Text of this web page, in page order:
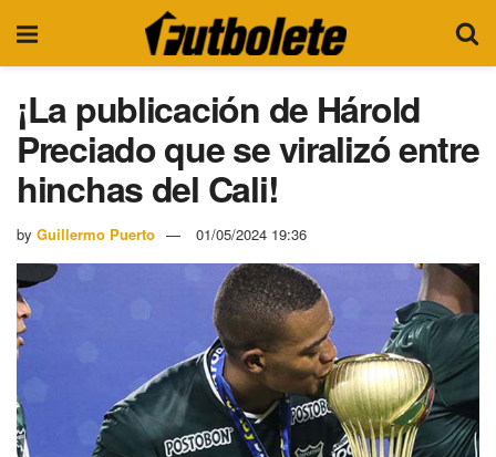
¡La publicación de Hárold
Preciado que se viralizó entre
hinchas del Cali!
by Guillermo Puerto 01/05/2024 19:36